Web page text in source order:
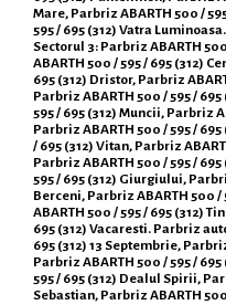
Mare, Parbriz ABARTH 500 /
595 / 695 (312) Vatra
Sectorul 3: Parbriz ABARTH
ABARTH 500 / 595 / 695 (312)
695 (312) Dristor, Parbriz
Parbriz ABARTH 500 / 595 /
595 / 695 (312) Muncii, Parbriz
Parbriz ABARTH 500 / 595 /
/ 695 (312) Vitan, Parbriz
Parbriz ABARTH 500 / 595 /
595 / 695 (312) Giurgiului,
Berceni, Parbriz ABARTH 500
ABARTH 500 / 595 / 695 (312)
695 (312) Vacaresti. Parbriz
695 (312) 13 Septembrie,
Parbriz ABARTH 500 / 595 /
595 / 695 (312) Dealul Spirii,
Sebastian, Parbriz ABARTH